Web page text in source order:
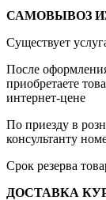
САМОВЫВОЗ
Существует
После
приобретаете
интернет-цене
По приезду в
консультанту
Срок резерва
ДОСТАВКА